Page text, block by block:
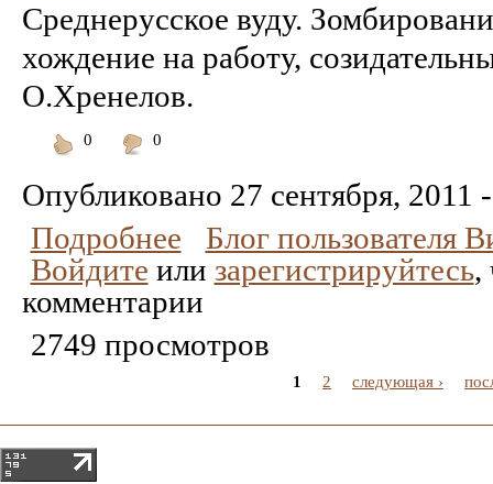
Среднерусское вуду.
хождение на работу,
О.Хренелов.
0
0
Опубликовано 27 сентября, 2011
Подробнее
Блог пользователя
Войдите или зарегистрируйтесь,
комментарии
2749 просмотров
1 2 следующая ›